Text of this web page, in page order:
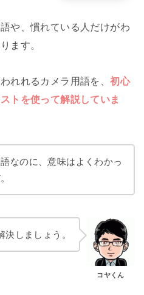
や、慣れている人だけがわ
ます。
れれるカメラ用語を、初心
トを使って解説していま
なのに、意味はよくわかっ
決しましょう。
コヤくん